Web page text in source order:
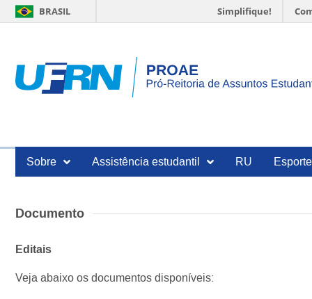
BRASIL Simplifique!
Sobre Assistência estudantil RU
Documento
Editais
Veja abaixo os documentos disponíveis: